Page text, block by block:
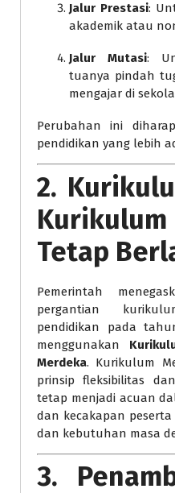
Jalur Prestasi:
akademik atau
Jalur Mutasi:
tuanya pindah
mengajar di
Perubahan ini
pendidikan yang lebih
2.
Tetap
Pemerintah
pergantian
pendidikan pada
menggunakan
Merdeka. Kurikulum
prinsip fleksibilitas
tetap menjadi acuan
dan kecakapan
dan kebutuhan masa
3.